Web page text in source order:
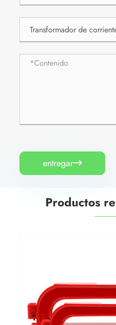
entregar
Productos